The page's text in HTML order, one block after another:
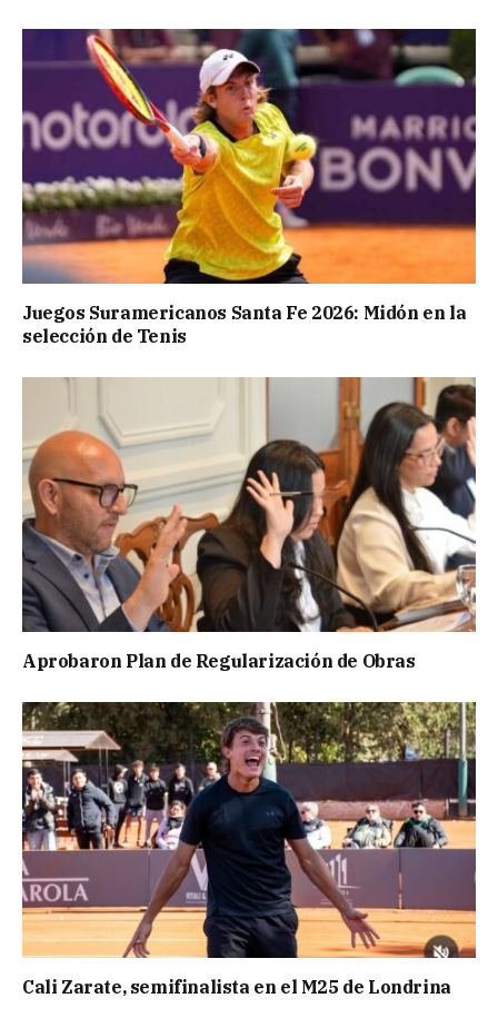
Juegos Suramericanos Santa Fe 2026: Midón en la
selección de Tenis
Aprobaron Plan de Regularización de Obras
Cali Zarate, semifinalista en el M25 de Londrina